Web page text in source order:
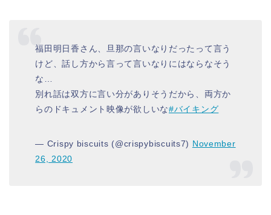
福田明日香さん、旦那の言いなりだったって言う
けど、話し方から言って言いなりにはならなそう
な…
別れ話は双方に言い分がありそうだから、両方か
らのドキュメント映像が欲しいな#バイキング
— Crispy biscuits (@crispybiscuits7) November
26, 2020